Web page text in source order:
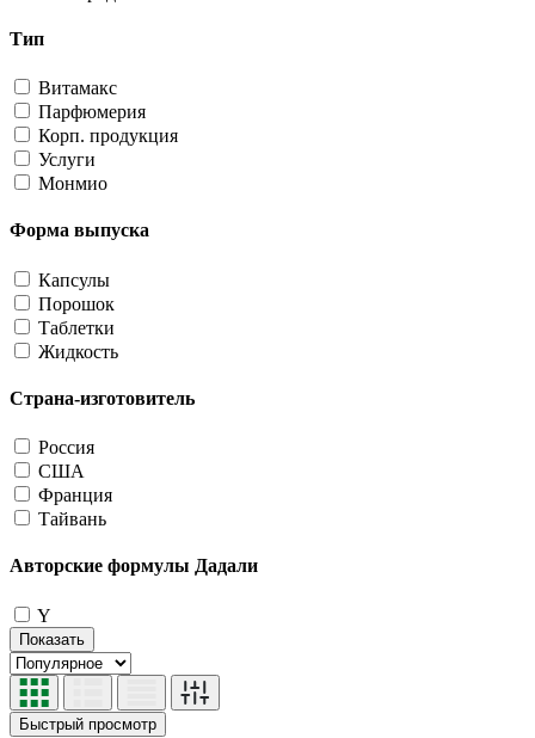
Тип
Витамакс
Парфюмерия
Корп. продукция
Услуги
Монмио
Форма выпуска
Капсулы
Порошок
Таблетки
Жидкость
Страна-изготовитель
Россия
США
Франция
Тайвань
Авторские формулы Дадали
Y
Показать
Быстрый просмотр